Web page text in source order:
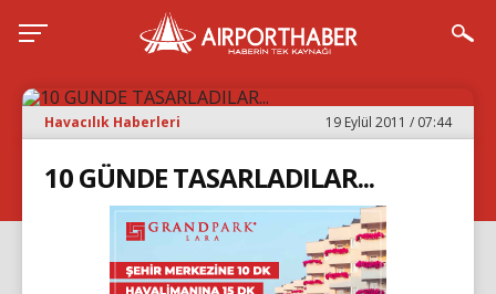
Havacılık Haberleri 19 Eylül 2011 / 07:44
10 GÜNDE TASARLADILAR...